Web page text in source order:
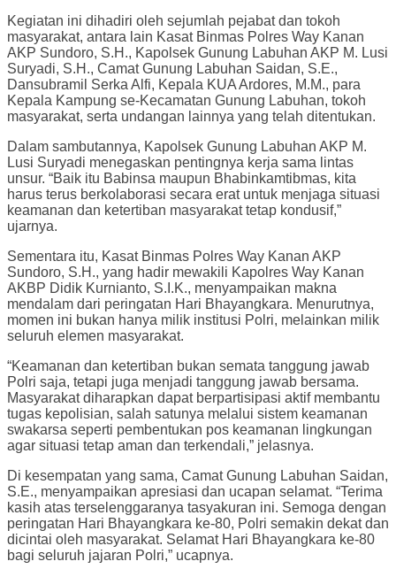
Kegiatan ini dihadiri oleh sejumlah pejabat dan tokoh
masyarakat, antara lain Kasat Binmas Polres Way Kanan
AKP Sundoro, S.H., Kapolsek Gunung Labuhan AKP M. Lusi
Suryadi, S.H., Camat Gunung Labuhan Saidan, S.E.,
Dansubramil Serka Alfi, Kepala KUA Ardores, M.M., para
Kepala Kampung se-Kecamatan Gunung Labuhan, tokoh
masyarakat, serta undangan lainnya yang telah ditentukan.
Dalam sambutannya, Kapolsek Gunung Labuhan AKP M.
Lusi Suryadi menegaskan pentingnya kerja sama lintas
unsur. “Baik itu Babinsa maupun Bhabinkamtibmas, kita
harus terus berkolaborasi secara erat untuk menjaga situasi
keamanan dan ketertiban masyarakat tetap kondusif,”
ujarnya.
Sementara itu, Kasat Binmas Polres Way Kanan AKP
Sundoro, S.H., yang hadir mewakili Kapolres Way Kanan
AKBP Didik Kurnianto, S.I.K., menyampaikan makna
mendalam dari peringatan Hari Bhayangkara. Menurutnya,
momen ini bukan hanya milik institusi Polri, melainkan milik
seluruh elemen masyarakat.
“Keamanan dan ketertiban bukan semata tanggung jawab
Polri saja, tetapi juga menjadi tanggung jawab bersama.
Masyarakat diharapkan dapat berpartisipasi aktif membantu
tugas kepolisian, salah satunya melalui sistem keamanan
swakarsa seperti pembentukan pos keamanan lingkungan
agar situasi tetap aman dan terkendali,” jelasnya.
Di kesempatan yang sama, Camat Gunung Labuhan Saidan,
S.E., menyampaikan apresiasi dan ucapan selamat. “Terima
kasih atas terselenggaranya tasyakuran ini. Semoga dengan
peringatan Hari Bhayangkara ke-80, Polri semakin dekat dan
dicintai oleh masyarakat. Selamat Hari Bhayangkara ke-80
bagi seluruh jajaran Polri,” ucapnya.